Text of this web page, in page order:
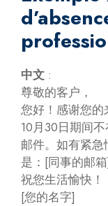
中文 :
尊敬的客户，
您好！感谢您的
10月30日期间
邮件。如有紧
是：[同事的邮箱]
祝您生活愉快！
[您的名字]